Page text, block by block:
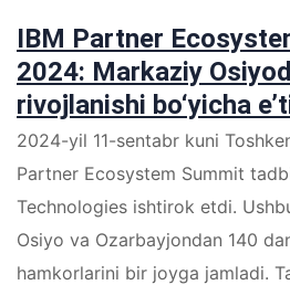
IBM Partner
2024: Markaziy
rivojlanishi bo‘yicha
2024-yil 11-sentabr kuni
Partner Ecosystem Summit
Technologies ishtirok etdi.
Osiyo va Ozarbayjondan 140
hamkorlarini bir joyga jamladi.